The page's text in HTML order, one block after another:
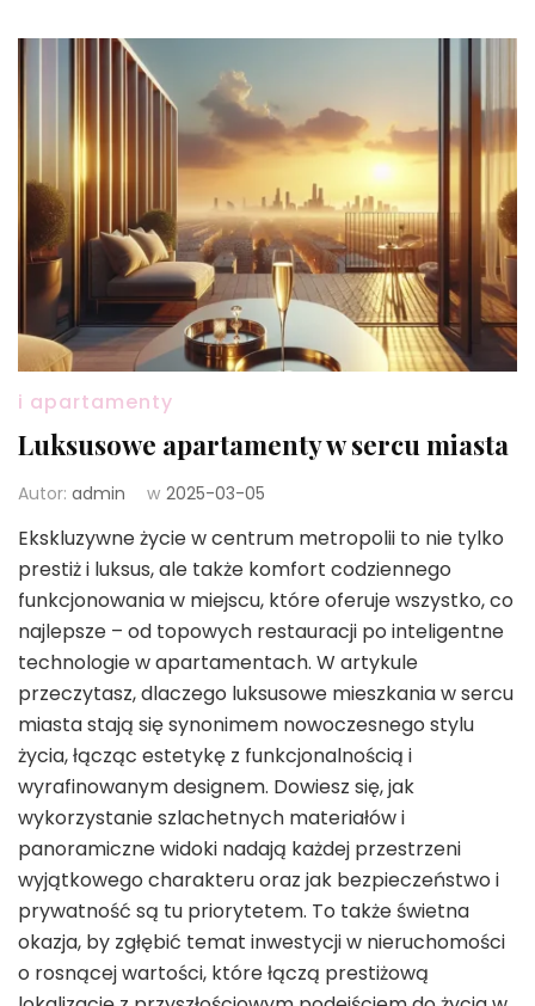
i apartamenty
Luksusowe apartamenty w sercu miasta
Autor: admin w 2025-03-05
Ekskluzywne życie w centrum metropolii to nie tylko
prestiż i luksus, ale także komfort codziennego
funkcjonowania w miejscu, które oferuje wszystko, co
najlepsze – od topowych restauracji po inteligentne
technologie w apartamentach. W artykule
przeczytasz, dlaczego luksusowe mieszkania w sercu
miasta stają się synonimem nowoczesnego stylu
życia, łącząc estetykę z funkcjonalnością i
wyrafinowanym designem. Dowiesz się, jak
wykorzystanie szlachetnych materiałów i
panoramiczne widoki nadają każdej przestrzeni
wyjątkowego charakteru oraz jak bezpieczeństwo i
prywatność są tu priorytetem. To także świetna
okazja, by zgłębić temat inwestycji w nieruchomości
o rosnącej wartości, które łączą prestiżową